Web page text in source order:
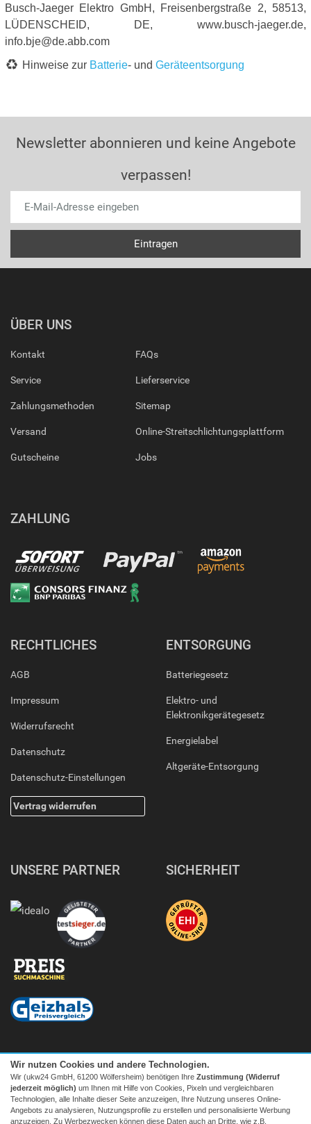
Busch-Jaeger Elektro GmbH, Freisenbergstraße 2, 58513,
LÜDENSCHEID, DE, www.busch-jaeger.de,
info.bje@de.abb.com
Hinweise zur Batterie- und Geräteentsorgung
Newsletter abonnieren und keine Angebote
verpassen!
ÜBER UNS
Kontakt
Service
Zahlungsmethoden
Versand
Gutscheine
FAQs
Lieferservice
Sitemap
Online-Streitschlichtungsplattform
Jobs
ZAHLUNG
RECHTLICHES
AGB
Impressum
Widerrufsrecht
Datenschutz
Datenschutz-Einstellungen
Vertrag widerrufen
ENTSORGUNG
Batteriegesetz
Elektro- und
Elektronikgerätegesetz
Energielabel
Altgeräte-Entsorgung
UNSERE PARTNER SICHERHEIT
Wir nutzen Cookies und andere Technologien.
Wir (ukw24 GmbH, 61200 Wölfersheim) benötigen Ihre Zustimmung (Widerruf
jederzeit möglich) um Ihnen mit Hilfe von Cookies, Pixeln und vergleichbaren
Technologien, alle Inhalte dieser Seite anzuzeigen, Ihre Nutzung unseres Online-
Angebots zu analysieren, Nutzungsprofile zu erstellen und personalisierte Werbung
anzuzeigen. Zu Werbezwecken können diese Daten auch an Dritte, wie z.B.